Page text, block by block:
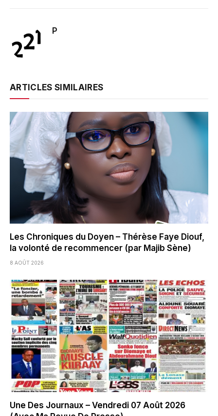
P
ARTICLES SIMILAIRES
Les Chroniques du Doyen – Thérèse Faye Diouf,
la volonté de recommencer (par Majib Sène)
8 AOÛT 2026
Une Des Journaux – Vendredi 07 Août 2026